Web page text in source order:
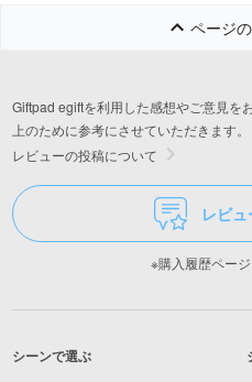
ページ
Giftpad egiftを利用した感想やご意見を
上のために参考にさせていただきます。
レビューの投稿について
レビ
※購入履歴ページ
シーンで選ぶ